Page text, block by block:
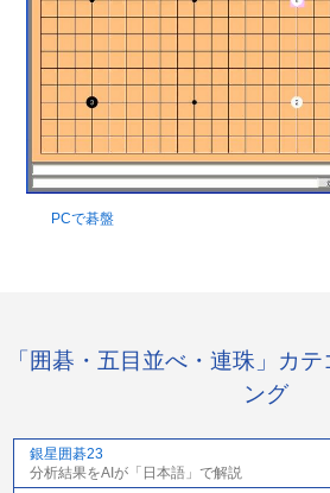
PCで碁盤
「囲碁・五目並べ・連珠」カ
ング
銀星囲碁23
分析結果をAIが「日本語」で解説